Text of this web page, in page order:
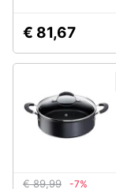
€ 81,67
€ 89,99 -7%